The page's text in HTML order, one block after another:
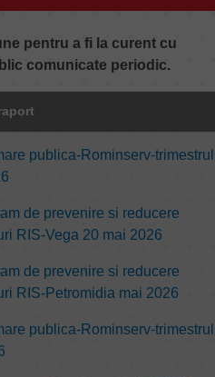
pentru a fi la curent cu
comunicate periodic.
publica-Rominserv-trimestrul
de prevenire si reducere
RIS-Vega 20 mai 2026
de prevenire si reducere
RIS-Petromidia mai 2026
publica-Rominserv-trimestrul